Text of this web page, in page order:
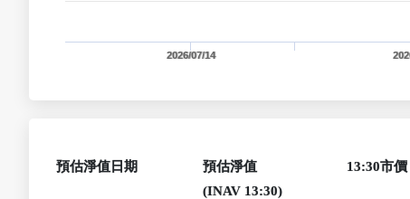
2026/07/14
預估淨值日期
預估淨值
(INAV 13:30)
13:30市價